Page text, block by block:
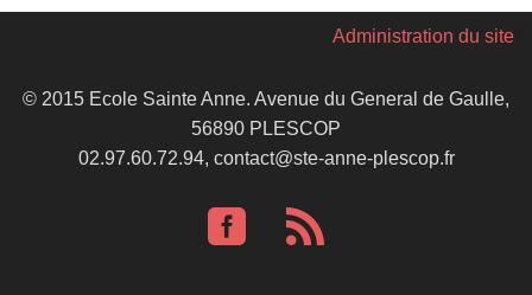
Administration du site
© 2015 Ecole Sainte Anne. Avenue du General de Gaulle,
56890 PLESCOP
02.97.60.72.94, contact@ste-anne-plescop.fr